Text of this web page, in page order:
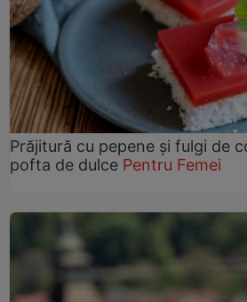
Prăjitură cu pepene şi fulgi de
pofta de dulce Pentru Femei